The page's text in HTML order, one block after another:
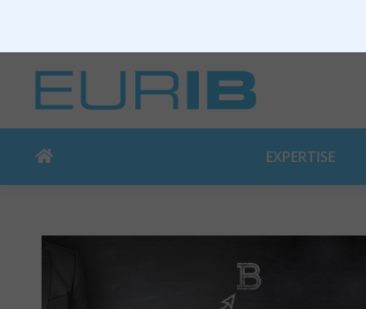
EXPERTISE